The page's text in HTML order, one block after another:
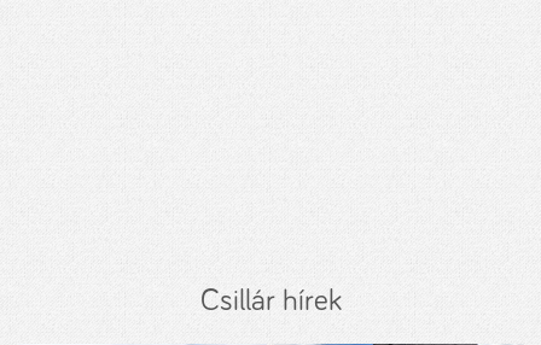
Csillár hírek